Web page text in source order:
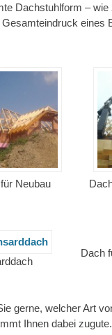
Dachstuhlform –
eines
Neubau
Dach
gerne, welcher Art
Ihnen dabei zugute.